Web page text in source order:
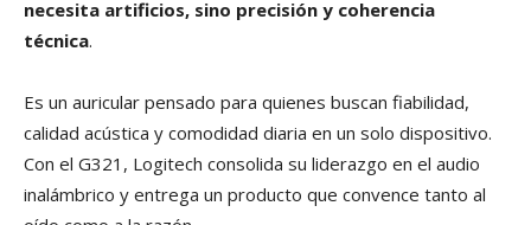
necesita artificios, sino precisión y coherencia
técnica.
Es un auricular pensado para quienes buscan fiabilidad,
calidad acústica y comodidad diaria en un solo dispositivo.
Con el G321, Logitech consolida su liderazgo en el audio
inalámbrico y entrega un producto que convence tanto al